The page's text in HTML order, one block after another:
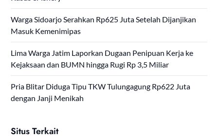
Warga Sidoarjo Serahkan Rp625 Juta Setelah Dijanjikan
Masuk Kemenimipas
Lima Warga Jatim Laporkan Dugaan Penipuan Kerja ke
Kejaksaan dan BUMN hingga Rugi Rp 3,5 Miliar
Pria Blitar Diduga Tipu TKW Tulungagung Rp622 Juta
dengan Janji Menikah
Situs Terkait